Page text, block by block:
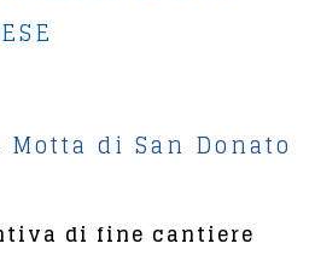
di San Donato
di fine cantiere